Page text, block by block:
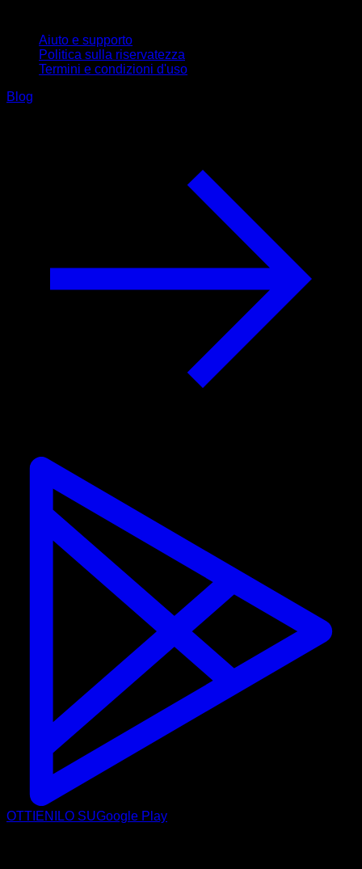
Aiuto e supporto
Politica sulla riservatezza
Termini e condizioni d'uso
Blog
OTTIENILO SUGoogle Play